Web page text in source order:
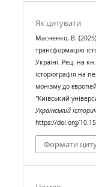
Як цитувати
Масненко, В.
трансформацію
Україні. Рец. на
історіографія на
монізму до
"Київський
Український
https://doi.org/
Формати